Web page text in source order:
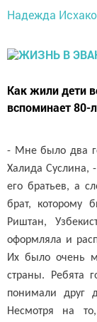
Надежда
Как жили дети
вспоминает 80-
- Мне было два
Халида Суслина,
его братьев, а
брат, которому
Риштан,
оформляла и
Их было очень
страны. Ребята
понимали друг
Несмотря на